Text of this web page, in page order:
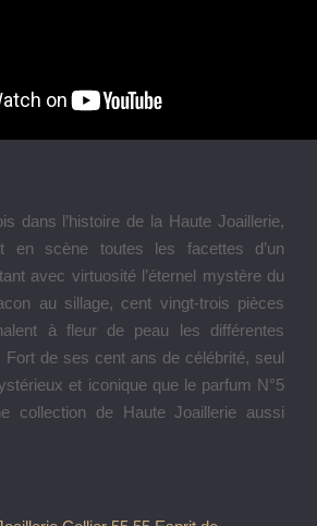
dans l’histoire de la Haute Joaillerie,
en scène toutes les facettes d’un
avec virtuosité l’éternel mystère du
au sillage, cent vingt-trois pièces
à fleur de peau les différentes
Fort de ses cent ans de célébrité, seul
et iconique que le parfum N°5
collection de Haute Joaillerie aussi